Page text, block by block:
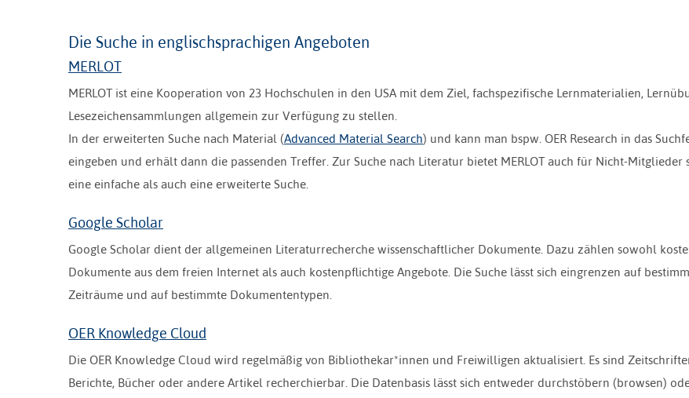
Die Suche in englischsprachigen Angeboten
MERLOT
MERLOT ist eine Kooperation von 23 Hochschulen in den USA mit dem Ziel, fachspezifische Lernmaterialien,
Lesezeichensammlungen allgemein zur Verfügung zu stellen.
In der erweiterten Suche nach Material (Advanced Material Search) und kann man bspw. OER Research in das
eingeben und erhält dann die passenden Treffer. Zur Suche nach Literatur bietet MERLOT auch für Nicht-Mitglieder
eine einfache als auch eine erweiterte Suche.
Google Scholar
Google Scholar dient der allgemeinen Literaturrecherche wissenschaftlicher Dokumente. Dazu zählen sowohl
Dokumente aus dem freien Internet als auch kostenpflichtige Angebote. Die Suche lässt sich eingrenzen auf
Zeiträume und auf bestimmte Dokumententypen.
OER Knowledge Cloud
Die OER Knowledge Cloud wird regelmäßig von Bibliothekar*innen und Freiwilligen aktualisiert. Es sind
Berichte, Bücher oder andere Artikel recherchierbar. Die Datenbasis lässt sich entweder durchstöbern (browsen)